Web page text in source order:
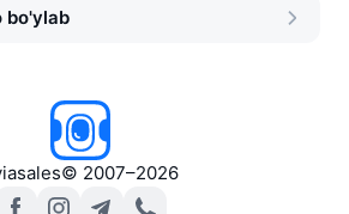
bo'ylab
© 2007–2026